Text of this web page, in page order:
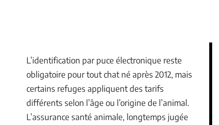
L’identification par puce électronique reste
obligatoire pour tout chat né après 2012, mais
certains refuges appliquent des tarifs
différents selon l’âge ou l’origine de l’animal.
L’assurance santé animale, longtemps jugée